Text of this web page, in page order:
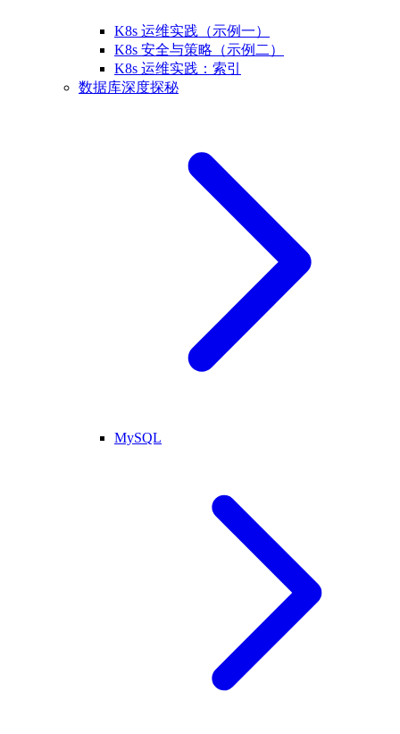
K8s 运维实践（示例一）
K8s 安全与策略（示例二）
K8s 运维实践：索引
数据库深度探秘
MySQL